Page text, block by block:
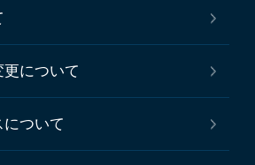
について
ついて